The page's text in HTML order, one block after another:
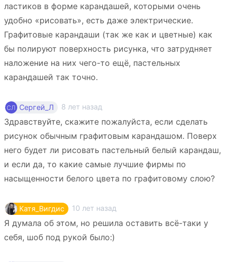
ластиков в форме карандашей, которыми очень
удобно «рисовать», есть даже электрические.
Графитовые карандаши (так же как и цветные) как
бы полируют поверхность рисунка, что затрудняет
наложение на них чего-то ещё, пастельных
карандашей так точно.
Сергей_Л 8 лет назад
Здравствуйте, скажите пожалуйста, если сделать
рисунок обычным графитовым карандашом. Поверх
него будет ли рисовать пастельный белый карандаш,
и если да, то какие самые лучшие фирмы по
насыщенности белого цвета по графитовому слою?
Катя_Вигдис 10 лет назад
Я думала об этом, но решила оставить всё-таки у
себя, шоб под рукой было:)